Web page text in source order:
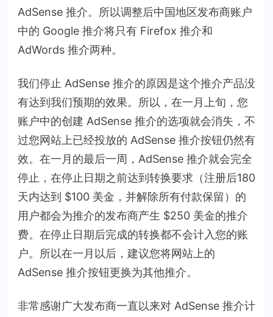
AdSense 推介。所以调整后中国地区发布商账户
中的 Google 推介将只有 Firefox 推介和
AdWords 推介两种。
我们停止 AdSense 推介的原因是这个推介产品没
有达到我们预期的效果。所以，在一月上旬，您
账户中的创建 AdSense 推介的选项就会消失，不
过您网站上已经投放的 AdSense 推介按钮仍然有
效。在一月的最后一周，AdSense 推介就会完全
停止，在停止日期之前达到转换要求（注册后180
天内达到 $100 美金，并解除所有付款保留）的
用户都会为推介的发布商产生 $250 美金的推介
费。在停止日期后完成的转换都不会计入您的账
户。所以在一月以后，建议您将网站上的
AdSense 推介按钮更换为其他推介。
非常感谢广大发布商一直以来对 AdSense 推介计